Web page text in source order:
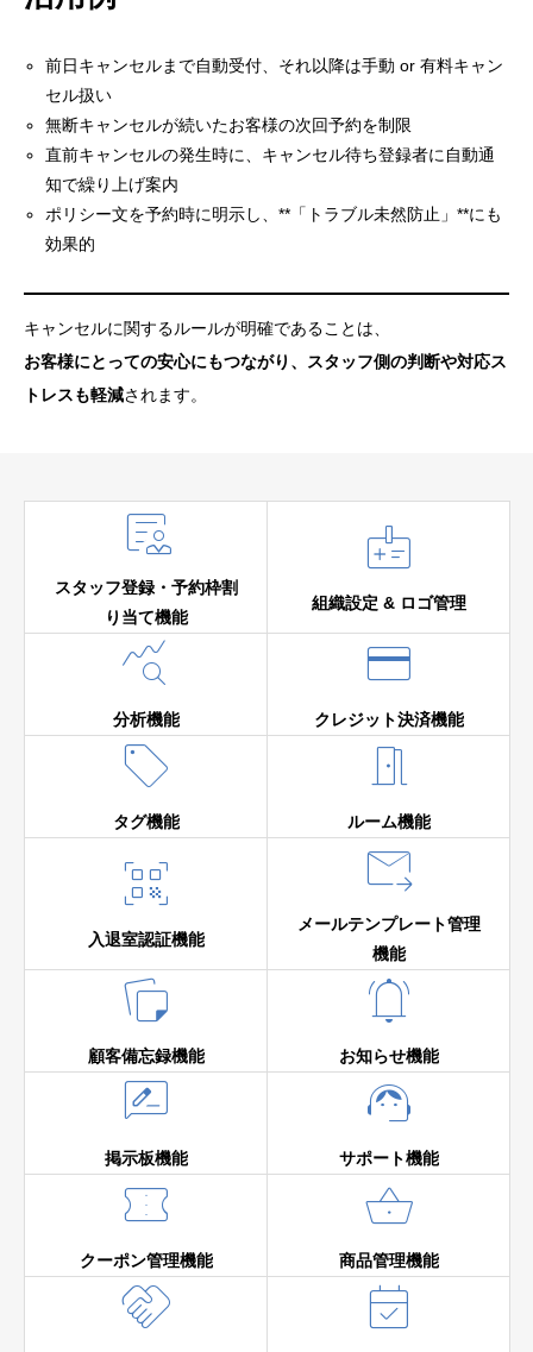
前日キャンセルまで自動受付、それ以降は手動 or 有料キャン
セル扱い
無断キャンセルが続いたお客様の次回予約を制限
直前キャンセルの発生時に、キャンセル待ち登録者に自動通
知で繰り上げ案内
ポリシー文を予約時に明示し、**「トラブル未然防止」**にも
効果的
キャンセルに関するルールが明確であることは、
お客様にとっての安心にもつながり、スタッフ側の判断や対応ス
トレスも軽減されます。

スタッフ登録・予約枠割
り当て機能

組織設定 & ロゴ管理

分析機能

クレジット決済機能

タグ機能

ルーム機能

入退室認証機能

メールテンプレート管理
機能

顧客備忘録機能

お知らせ機能

掲示板機能

サポート機能

クーポン管理機能

商品管理機能
 